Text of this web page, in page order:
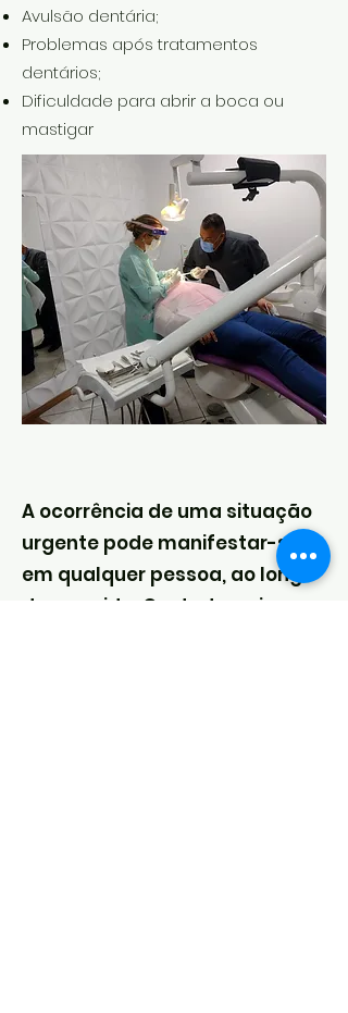
Avulsão dentária;
Problemas após tratamentos
dentários;
Dificuldade para abrir a boca ou
mastigar
A ocorrência de uma situação
urgente pode manifestar-se
em qualquer pessoa, ao longo
da sua vida. Contudo, o risco